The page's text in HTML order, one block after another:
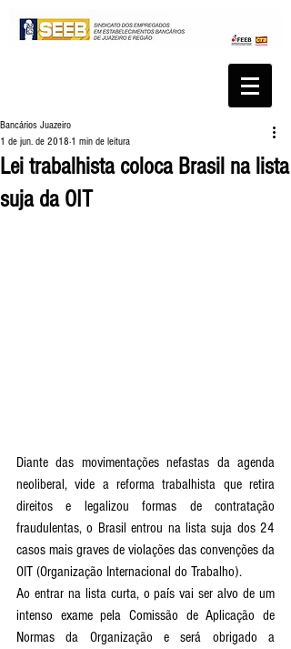
Lei trabalhista coloca Brasil na lista
suja da OIT
Bancários Juazeiro
1 de jun. de 2018 1 min de leitura
Diante das movimentações nefastas da agenda
neoliberal, vide a reforma trabalhista que retira
direitos e legalizou formas de contratação
fraudulentas, o Brasil entrou na lista suja dos 24
casos mais graves de violações das convenções da
OIT (Organização Internacional do Trabalho).
Ao entrar na lista curta, o país vai ser alvo de um
intenso exame pela Comissão de Aplicação de
Normas da Organização e será obrigado a